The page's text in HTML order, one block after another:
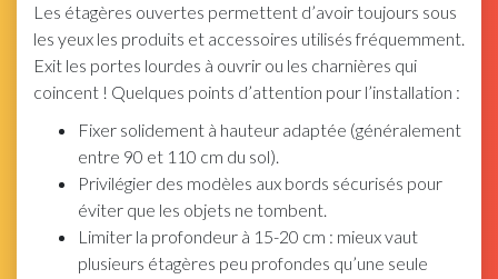
Les étagères ouvertes permettent d’avoir toujours sous
les yeux les produits et accessoires utilisés fréquemment.
Exit les portes lourdes à ouvrir ou les charnières qui
coincent ! Quelques points d’attention pour l’installation :
Fixer solidement à hauteur adaptée (généralement
entre 90 et 110 cm du sol).
Privilégier des modèles aux bords sécurisés pour
éviter que les objets ne tombent.
Limiter la profondeur à 15-20 cm : mieux vaut
plusieurs étagères peu profondes qu’une seule